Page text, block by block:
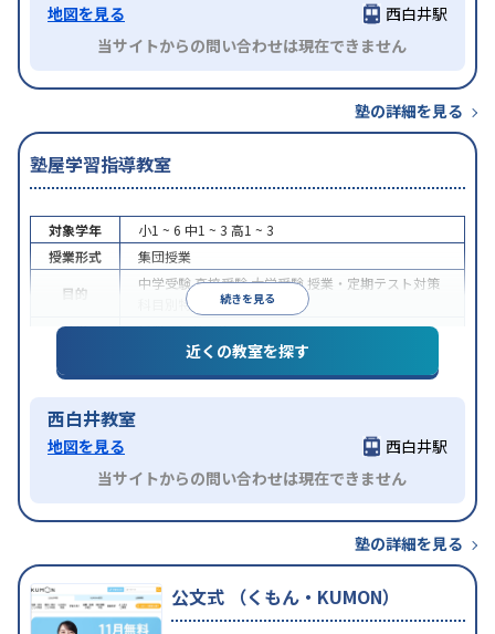
地図を見る
西白井駅
当サイトからの問い合わせは現在できません
塾の詳細を見る
塾屋学習指導教室
続きを見る
対象学年 小1 ~ 6 中1 ~ 3 高1 ~ 3
授業形式
集団授業
目的
中学受験高校受験大学受験 授業・定期テスト対策
科目別特化対策
特徴
授業の振替可能
近くの教室を探す
西白井教室
地図を見る
西白井駅
当サイトからの問い合わせは現在できません
塾の詳細を見る
公文式 （くもん・KUMON）